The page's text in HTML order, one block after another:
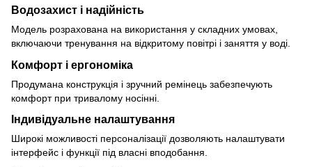
Водозахист і надійність
Модель розрахована на використання у складних умовах,
включаючи тренування на відкритому повітрі і заняття у воді.
Комфорт і ергономіка
Продумана конструкція і зручний ремінець забезпечують
комфорт при тривалому носінні.
Індивідуальне налаштування
Широкі можливості персоналізації дозволяють налаштувати
інтерфейс і функції під власні вподобання.